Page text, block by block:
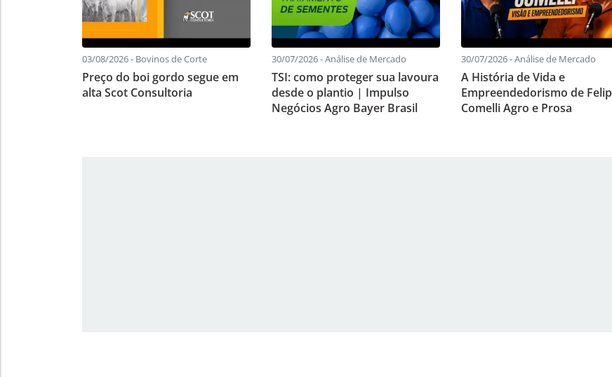
03/08/2026 - Bovinos de Corte
Preço do boi gordo segue em
alta Scot Consultoria
30/07/2026 - Análise de Mercado
TSI: como proteger sua lavoura
desde o plantio | Impulso
Negócios Agro Bayer Brasil
30/07/2026 - Análise de Mercado
A História de Vida e
Empreendedorismo de
Comelli Agro e Prosa